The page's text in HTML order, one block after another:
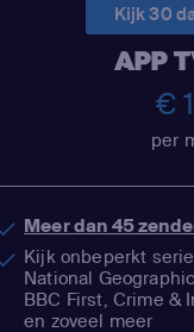
Kijk 30
APP
€
per
Meer dan 45
Kijk onbeperkt
National
BBC First, Crime &
en zoveel meer